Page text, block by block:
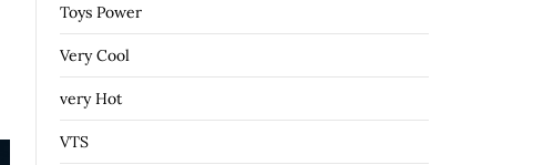
Toys Power
Very Cool
very Hot
VTS